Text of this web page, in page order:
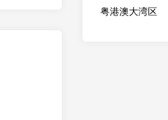
粤港澳大湾区